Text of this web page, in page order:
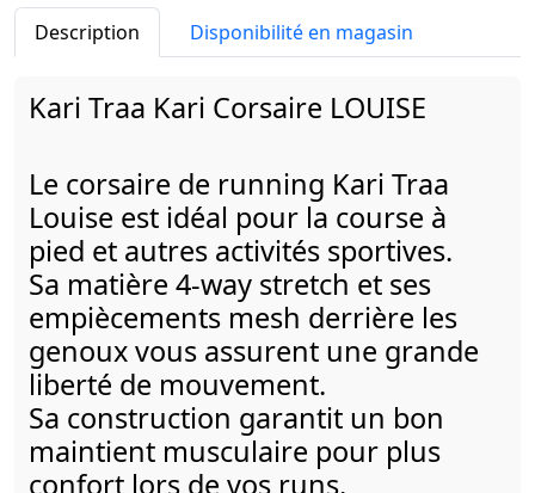
Description Disponibilité en magasin
Kari Traa Kari Corsaire LOUISE
Le corsaire de running Kari Traa
Louise est idéal pour la course à
pied et autres activités sportives.
Sa matière 4-way stretch et ses
empiècements mesh derrière les
genoux vous assurent une grande
liberté de mouvement.
Sa construction garantit un bon
maintient musculaire pour plus
confort lors de vos runs.